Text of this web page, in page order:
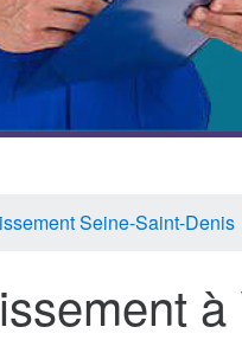
Seine-Saint-Denis